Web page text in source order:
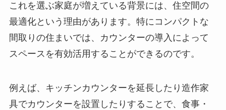
これを選ぶ家庭が増えている背景には、住空間の
最適化という理由があります。特にコンパクトな
間取りの住まいでは、カウンターの導入によって
スペースを有効活用することができるのです。
例えば、キッチンカウンターを延長したり造作家
具でカウンターを設置したりすることで、食事・